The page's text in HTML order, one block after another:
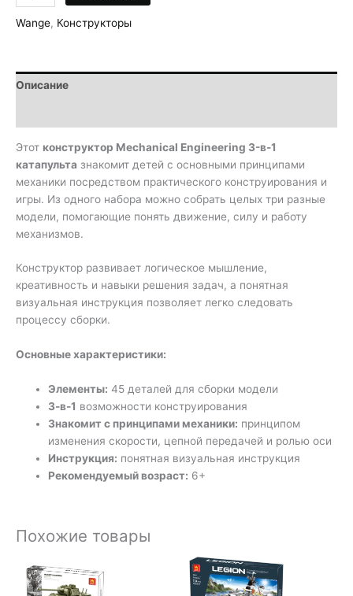
товара
Конструктор
Engineering
3-
катапульта,
45
деталей
Wange, Конструкторы
Описание
Этот конструктор Mechanical Engineering 3-в-1
катапульта знакомит детей с основными принципами
механики посредством практического конструирования и
игры. Из одного набора можно собрать целых три разные
модели, помогающие понять движение, силу и работу
механизмов.
Конструктор развивает логическое мышление,
креативность и навыки решения задач, а понятная
визуальная инструкция позволяет легко следовать
процессу сборки.
Основные характеристики:
Элементы: 45 деталей для сборки модели
3-в-1 возможности конструирования
Знакомит с принципами механики: принципом
изменения скорости, цепной передачей и ролью оси
Инструкция: понятная визуальная инструкция
Рекомендуемый возраст: 6+
Похожие товары